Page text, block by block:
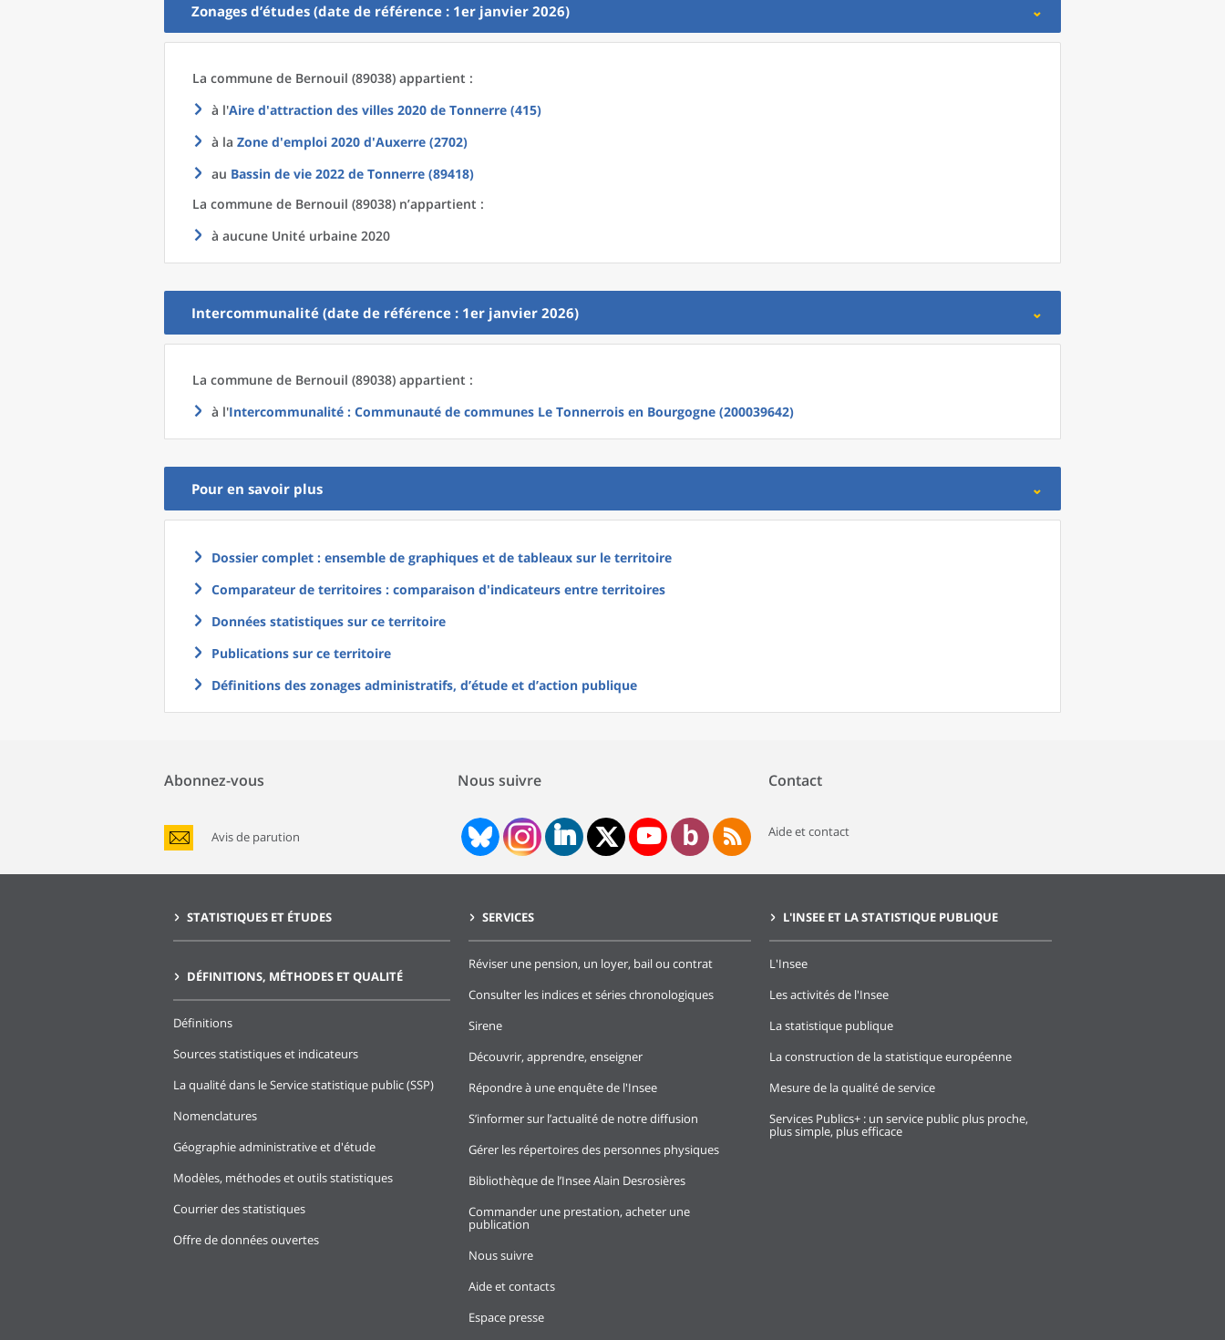
Zonages d’études (date de référence : 1er janvier 2026)
La commune de Bernouil (89038) appartient :
à l'Aire d'attraction des villes 2020 de Tonnerre (415)
à la Zone d'emploi 2020 d'Auxerre (2702)
au Bassin de vie 2022 de Tonnerre (89418)
La commune de Bernouil (89038) n’appartient :
à aucune Unité urbaine 2020
Intercommunalité (date de référence : 1er janvier 2026)
La commune de Bernouil (89038) appartient :
à l'Intercommunalité : Communauté de communes Le Tonnerrois en Bourgogne (200039642)
Pour en savoir plus
Dossier complet : ensemble de graphiques et de tableaux sur le territoire
Comparateur de territoires : comparaison d'indicateurs entre territoires
Données statistiques sur ce territoire
Publications sur ce territoire
Définitions des zonages administratifs, d’étude et d’action publique
Abonnez-vous
Avis de parution
Nous suivre Contact
Aide et contact
STATISTIQUES ET ÉTUDES
DÉFINITIONS, MÉTHODES ET QUALITÉ
Définitions
Sources statistiques et indicateurs
La qualité dans le Service statistique public (SSP)
Nomenclatures
Géographie administrative et d'étude
Modèles, méthodes et outils statistiques
Courrier des statistiques
Offre de données ouvertes
SERVICES
Réviser une pension, un loyer, bail ou contrat
Consulter les indices et séries chronologiques
Sirene
Découvrir, apprendre, enseigner
Répondre à une enquête de l'Insee
S’informer sur l’actualité de notre diffusion
Gérer les répertoires des personnes physiques
Bibliothèque de l’Insee Alain Desrosières
Commander une prestation, acheter une
publication
Nous suivre
Aide et contacts
Espace presse
L'INSEE ET LA STATISTIQUE PUBLIQUE
L'Insee
Les activités de l'Insee
La statistique publique
La construction de la statistique européenne
Mesure de la qualité de service
Services Publics+ : un service public plus proche,
plus simple, plus efficace